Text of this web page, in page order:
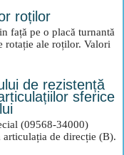
roților
față pe o placă turnantă
ale roților. Valori
de rezistență
sferice
(09568-34000)
de direcție (B).